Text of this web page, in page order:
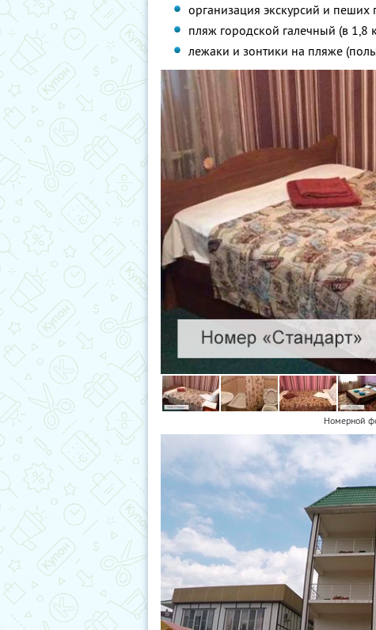
организация экскурсий и пеших
пляж городской галечный (в 1,8
лежаки и зонтики на пляже
Номерной